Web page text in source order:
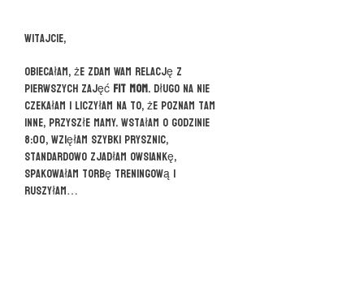
Witajcie,
obiecałam, że zdam Wam relację z
pierwszych zajęć FIT MOM. Długo na nie
czekałam i liczyłam na to, że poznam tam
inne, przyszłe mamy. Wstałam o godzinie
8:00, wzięłam szybki prysznic,
standardowo zjadłam owsiankę,
spakowałam torbę treningową i
ruszyłam…